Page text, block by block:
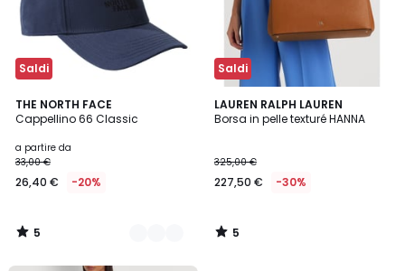
Saldi
THE NORTH FACE
Cappellino 66 Classic
a partire da
33,00 €
26,40 € -20%
5
/
2
Colori
5
/
Saldi
LAUREN RALPH LAUREN
Borsa in pelle texturé HANNA
325,00 €
227,50 € -30%
5
/
5
/